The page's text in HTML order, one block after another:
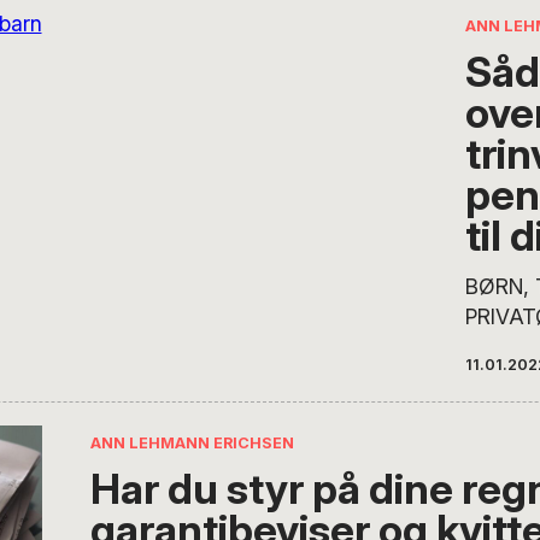
ANN
til
BØRN,
lang
børn i
muligt
på, at
ANN LEHMANN ERICHSEN
Har du styr på dine
garantibeviser og